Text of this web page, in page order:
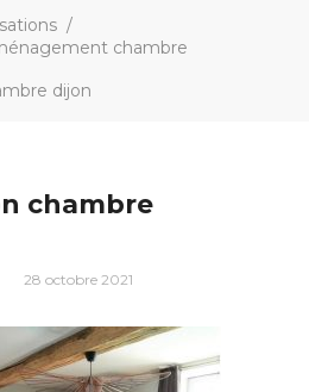
/
chambre
dijon
chambre
28 octobre 2021